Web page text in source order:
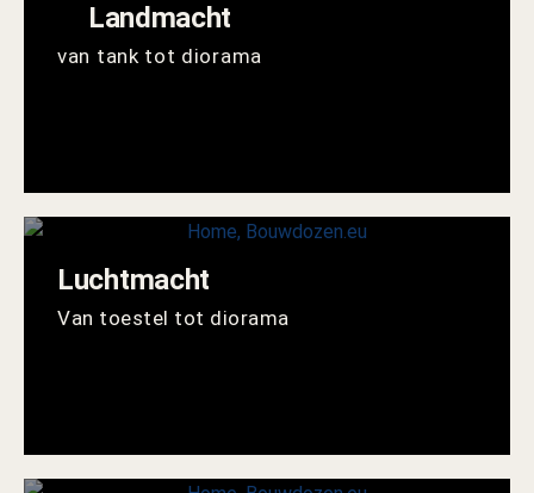
Landmacht
van tank tot diorama
Luchtmacht
Van toestel tot diorama